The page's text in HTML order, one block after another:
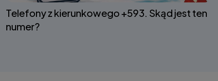
Telefony z kierunkowego +593. Skąd jest ten
numer?